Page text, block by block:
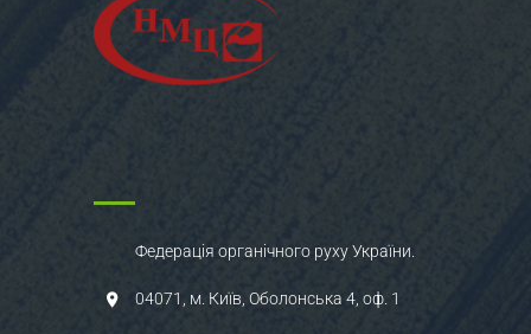
Федерація органічного руху України.
04071, м. Київ, Оболонська 4, оф. 1